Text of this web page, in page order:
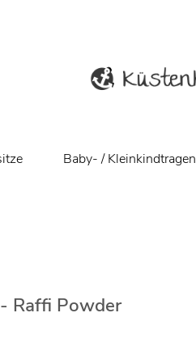
Baby- / Kleinkindtragen
Raffi Powder